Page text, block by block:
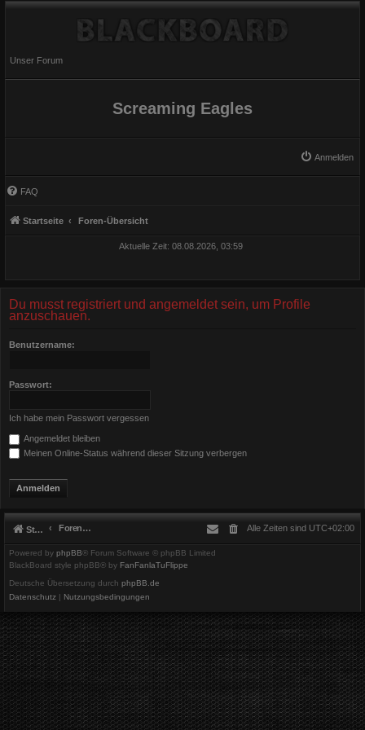
Unser Forum
Screaming Eagles
Anmelden
FAQ
Startseite Foren-Übersicht
Aktuelle Zeit: 08.08.2026, 03:59
Du musst registriert und angemeldet sein, um Profile
anzuschauen.
Benutzername:
Passwort:
Ich habe mein Passwort vergessen
Angemeldet bleiben
Meinen Online-Status während dieser Sitzung verbergen
Startseite Foren-Übersicht Alle Zeiten sind UTC+02:00
Powered by phpBB® Forum Software © phpBB Limited
BlackBoard style phpBB® by FanFanlaTuFlippe
Deutsche Übersetzung durch phpBB.de
Datenschutz | Nutzungsbedingungen